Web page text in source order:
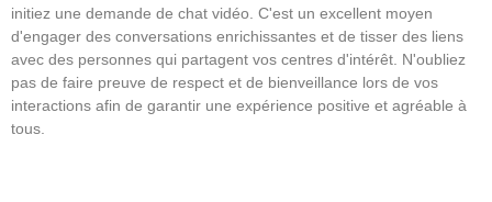
initiez une demande de chat vidéo. C'est un excellent moyen
d'engager des conversations enrichissantes et de tisser des liens
avec des personnes qui partagent vos centres d'intérêt. N'oubliez
pas de faire preuve de respect et de bienveillance lors de vos
interactions afin de garantir une expérience positive et agréable à
tous.